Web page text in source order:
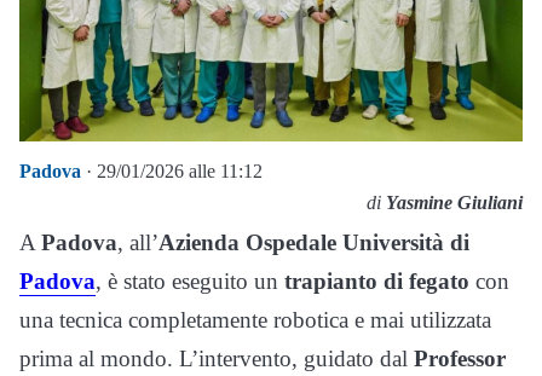
Padova · 29/01/2026 alle 11:12
di Yasmine Giuliani
A Padova, all’Azienda Ospedale Università di
Padova, è stato eseguito un trapianto di fegato con
una tecnica completamente robotica e mai utilizzata
prima al mondo. L’intervento, guidato dal Professor